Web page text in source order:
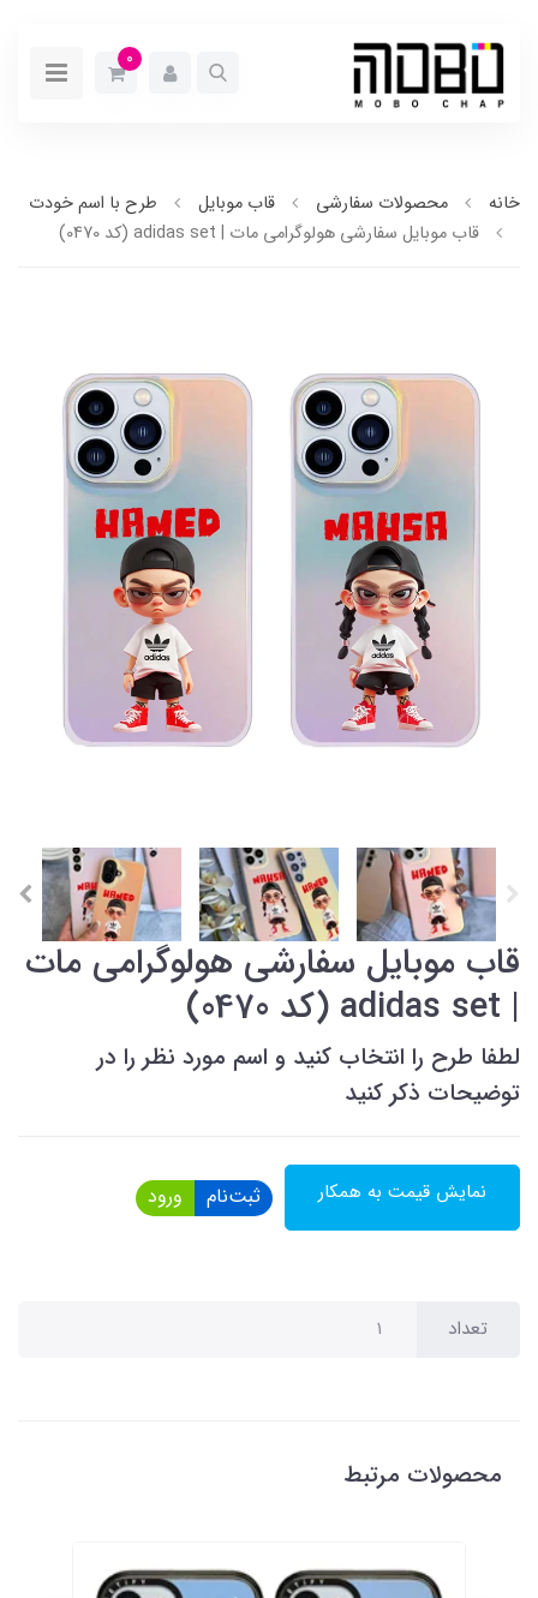
0
خانه محصولات سفارشی قاب موبایل
طرح با اسم خودت
قاب موبایل سفارشی هولوگرامی مات | adidas set (کد 0470)
قاب موبایل سفارشی هولوگرامی مات
| adidas set (کد 0470)
لطفا طرح را انتخاب کنید و اسم مورد نظر را در
توضیحات ذکر کنید
نمایش قیمت به همکار ثبت‌نام ورود
تعداد
محصولات مرتبط